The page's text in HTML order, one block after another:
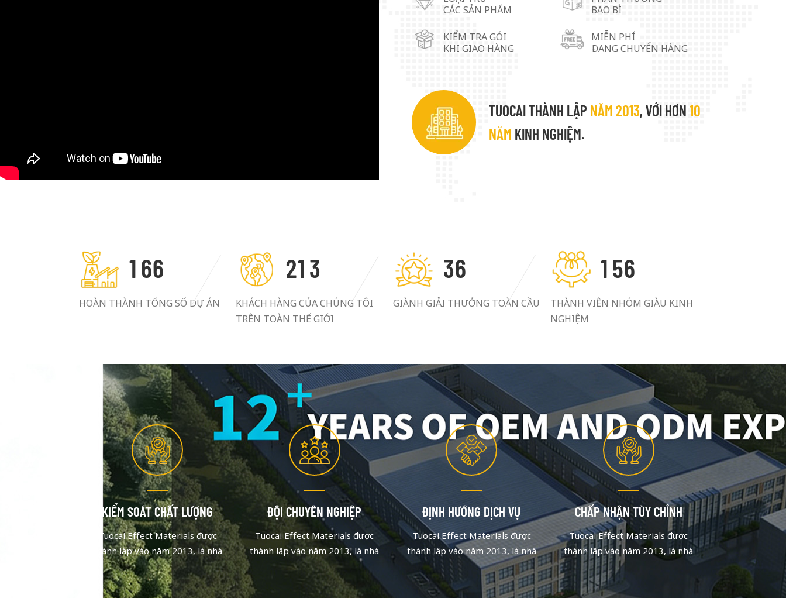
tôi cũng đáp ứng các nhu cầu/yêu cầu đặc biệt. Sự hài lòng của mỗi
khách hàng là mục tiêu của chúng tôi. Chúng tôi luôn theo đuổi sự
CÁC SẢN PHẨM
BAO BÌ
KIỂM TRA GÓI
KHI GIAO HÀNG
MIỄN PHÍ
ĐANG CHUYỂN HÀNG
TUOCAI THÀNH LẬP NĂM 2013, VỚI HƠN10
NĂM KINH NGHIỆM.
166
HOÀN THÀNH TỔNG SỐ DỰ ÁN
213
KHÁCH HÀNG CỦA CHÚNG TÔI
TRÊN TOÀN THẾ GIỚI
36
GIÀNH GIẢI THƯỞNG TOÀN CẦU
156
THÀNH VIÊN NHÓM GIÀU KINH
NGHIỆM
KIỂM SOÁT CHẤT LƯỢNG
Tuocai Effect Materials được
thành lập vào năm 2013, là nhà
sản xuất bột màu nhôm tập trung
vào chất lượng và đổi mới. Sau
ĐỘI CHUYÊN NGHIỆP
Tuocai Effect Materials được
thành lập vào năm 2013, là nhà
sản xuất bột màu nhôm tập trung
vào chất lượng và đổi mới. Sau
ĐỊNH HƯỚNG DỊCH VỤ
Tuocai Effect Materials được
thành lập vào năm 2013, là nhà
sản xuất bột màu nhôm tập trung
vào chất lượng và đổi mới. Sau
CHẤP NHẬN TÙY CHỈNH
Tuocai Effect Materials được
thành lập vào năm 2013, là nhà
sản xuất bột màu nhôm tập trung
vào chất lượng và đổi mới. Sau